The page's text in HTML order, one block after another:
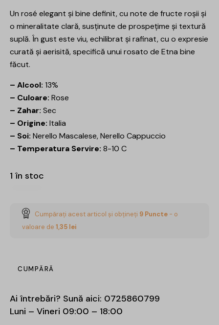
Un rosé elegant și bine definit, cu note de fructe roșii și
o mineralitate clară, susținute de prospețime și textură
suplă. În gust este viu, echilibrat și rafinat, cu o expresie
curată și aerisită, specifică unui rosato de Etna bine
făcut.
– Alcool: 13%
– Culoare: Rose
– Zahar: Sec
– Origine: Italia
– Soi: Nerello Mascalese, Nerello Cappuccio
– Temperatura Servire: 8-10 C
1 în stoc
Cumpărați acest articol și obțineți 9 Puncte - o
valoare de 1,35 lei
CUMPĂRĂ
Ai întrebări? Sună aici: 0725860799
Luni – Vineri 09:00 – 18:00